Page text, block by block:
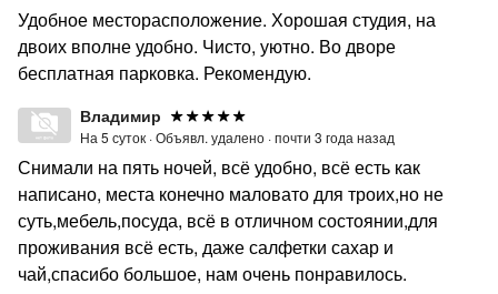
Удобное месторасположение. Хорошая студия, на
двоих вполне удобно. Чисто, уютно. Во дворе
бесплатная парковка. Рекомендую.
Владимир
На 5 суток ·Объявл. удалено ·почти 3 года назад
Снимали на пять ночей, всё удобно, всё есть как
написано, места конечно маловато для троих,но не
суть,мебель,посуда, всё в отличном состоянии,для
проживания всё есть, даже салфетки сахар и
чай,спасибо большое, нам очень понравилось.